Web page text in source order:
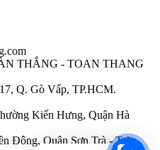
THẮNG - TOAN THANG
Q. Gò Vấp, TP.HCM.
Kiến Hưng, Quận Hà
Đông, Quận Sơn Trà - Tel: